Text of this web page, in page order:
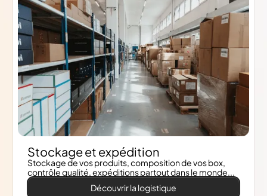
Stockage et expédition
Stockage de vos produits, composition de vos box,
contrôle qualité, expéditions partout dans le monde...
Découvrir la logistique